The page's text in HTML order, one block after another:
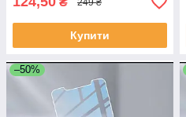
Купити
–50%